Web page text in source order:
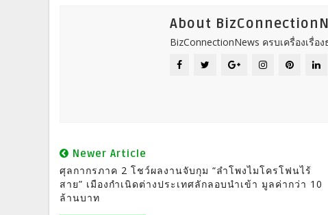
About
BizConnectionNews ครบเครื่องเรื่
Newer Article
ศุลกากรภาค 2 โชว์ผลงานจับกุม “ลำโพงไมโครโฟนไร้
สาย” เมืองกำเนิดต่างประเทศลักลอบนำเข้า มูลค่ากว่า 10
ล้านบาท